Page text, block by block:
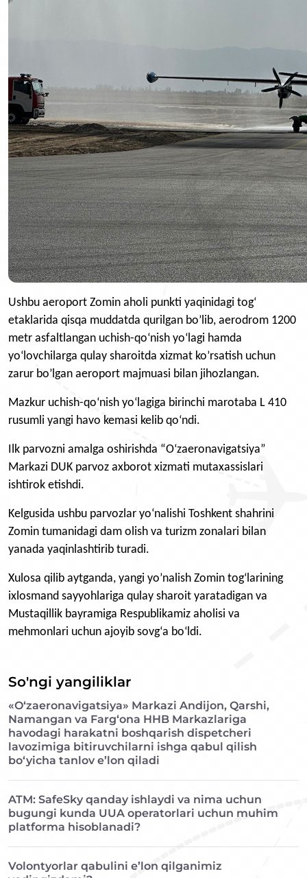
Ushbu aeroport Zomin aholi punkti yaqinidagi tog‘
etaklarida qisqa muddatda qurilgan bo’lib, aerodrom 1200
metr asfaltlangan uchish-qo‘nish yo‘lagi hamda
yo‘lovchilarga qulay sharoitda xizmat ko’rsatish uchun
zarur bo’lgan aeroport majmuasi bilan jihozlangan.
Mazkur uchish-qo‘nish yo‘lagiga birinchi marotaba L 410
rusumli yangi havo kemasi kelib qo‘ndi.
Ilk parvozni amalga oshirishda “O‘zaeronavigatsiya”
Markazi DUK parvoz axborot xizmati mutaxassislari
ishtirok etishdi.
Kelgusida ushbu parvozlar yoʻnalishi Toshkent shahrini
Zomin tumanidagi dam olish va turizm zonalari bilan
yanada yaqinlashtirib turadi.
Xulosa qilib aytganda, yangi yo’nalish Zomin tog‘larining
ixlosmand sayyohlariga qulay sharoit yaratadigan va
Mustaqillik bayramiga Respublikamiz aholisi va
mehmonlari uchun ajoyib sovg‘a bo‘ldi.
So'ngi yangiliklar
«O‘zaeronavigatsiya» Markazi Andijon, Qarshi,
Namangan va Farg‘ona HHB Markazlariga
havodagi harakatni boshqarish dispetcheri
lavozimiga bitiruvchilarni ishga qabul qilish
bo‘yicha tanlov e’lon qiladi
ATM: SafeSky qanday ishlaydi va nima uchun
bugungi kunda UUA operatorlari uchun muhim
platforma hisoblanadi?
Volontyorlar qabulini e’lon qilganimiz